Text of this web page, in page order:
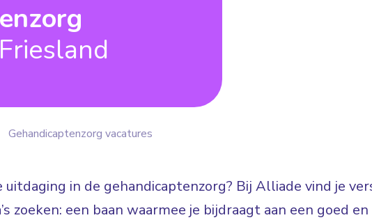
Gehandicaptenzorg vacatures
uitdaging in de gehandicaptenzorg? Bij Alliade vind je
zoeken: een baan waarmee je bijdraagt aan een goed